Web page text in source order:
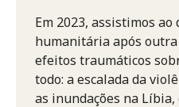
Em 2023, assistimos
humanitária após
efeitos traumáticos
todo: a escalada da
as inundações na